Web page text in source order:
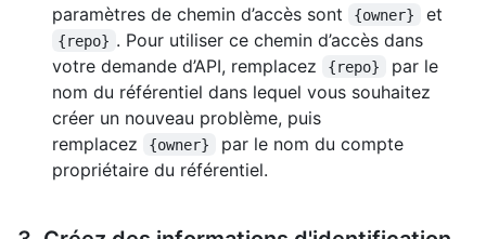
paramètres de chemin d’accès sont
{owner} et
{repo} . Pour utiliser ce chemin d’accès dans
votre demande d’API, remplacez
{repo}
par le
nom du référentiel dans lequel vous souhaitez
créer un nouveau problème, puis
remplacez
{owner}
par le nom du compte
propriétaire du référentiel.